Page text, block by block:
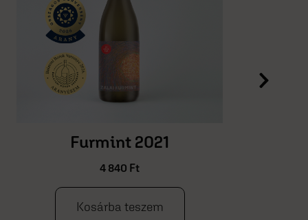
Nincs készleten
Hárslevelű - késői szüret
2021
5 590Ft